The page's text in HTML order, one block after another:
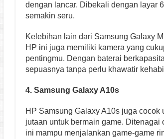
dengan lancar. Dibekali dengan layar
semakin seru.
Kelebihan lain dari Samsung Galaxy
HP ini juga memiliki kamera yang
pentingmu. Dengan baterai
sepuasnya tanpa perlu khawatir
4. Samsung Galaxy A10s
HP Samsung Galaxy A10s juga
jutaan untuk bermain game.
ini mampu menjalankan game-game